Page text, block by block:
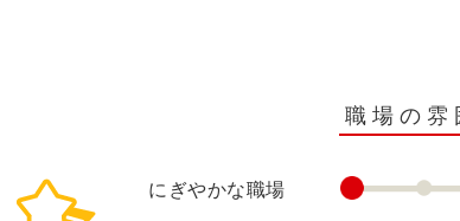
職場の雰
にぎやかな職場